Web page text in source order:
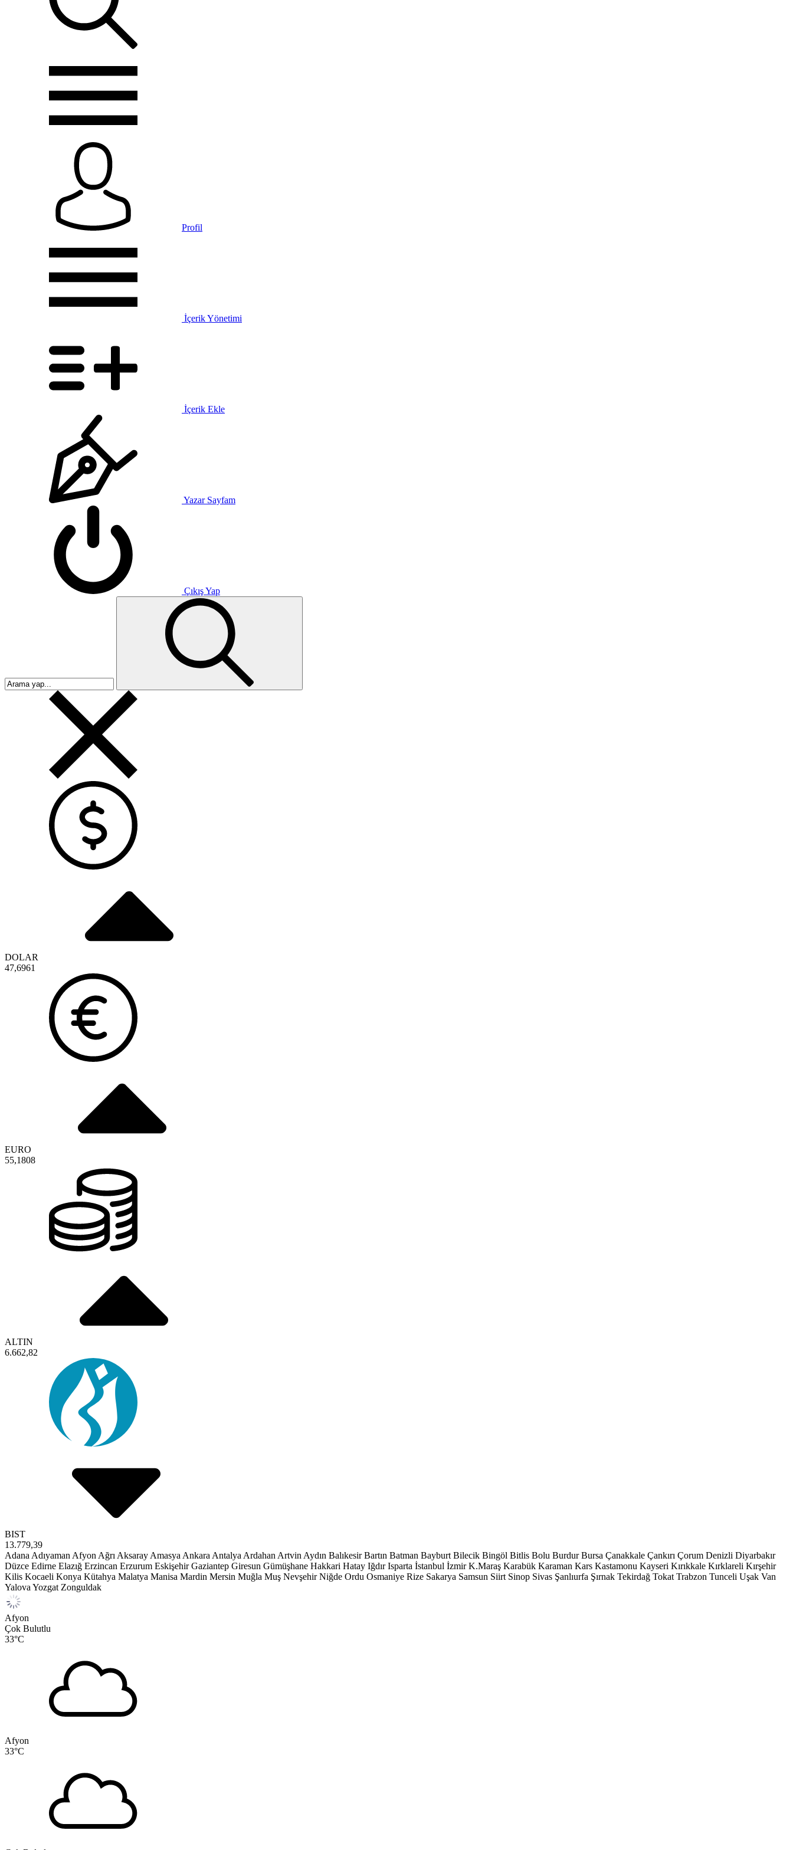
Profil
İçerik Yönetimi
İçerik Ekle
Yazar Sayfam
Çıkış Yap
DOLAR
47,6961
EURO
55,1808
ALTIN
6.662,82
BIST
13.779,39
Adana Adıyaman Afyon Ağrı Aksaray Amasya Ankara Antalya Ardahan Artvin Aydın Balıkesir Bartın Batman Bayburt Bilecik Bingöl Bitlis Bolu Burdur Bursa Çanakkale Çankırı Çorum Denizli Diyarbakır
Düzce Edirne Elazığ Erzincan Erzurum Eskişehir Gaziantep Giresun Gümüşhane Hakkari Hatay Iğdır Isparta İstanbul İzmir K.Maraş Karabük Karaman Kars Kastamonu Kayseri Kırıkkale Kırklareli Kırşehir
Kilis Kocaeli Konya Kütahya Malatya Manisa Mardin Mersin Muğla Muş Nevşehir Niğde Ordu Osmaniye Rize Sakarya Samsun Siirt Sinop Sivas Şanlıurfa Şırnak Tekirdağ Tokat Trabzon Tunceli Uşak Van
Yalova Yozgat Zonguldak
Afyon
Çok Bulutlu
33°C
Afyon
33°C